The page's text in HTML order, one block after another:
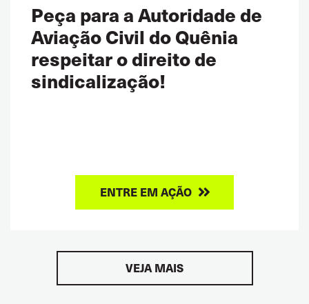
Peça para a Autoridade de
Aviação Civil do Quênia
respeitar o direito de
sindicalização!
ENTRE EM AÇÃO
VEJA MAIS